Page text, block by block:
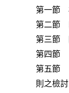
第一節
第二節
第三節
第四節
第五節
則之檢討